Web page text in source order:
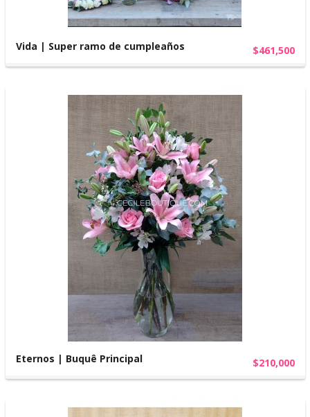
Vida | Super ramo de cumpleaños $461,500
Eternos | Buquê Principal $210,000